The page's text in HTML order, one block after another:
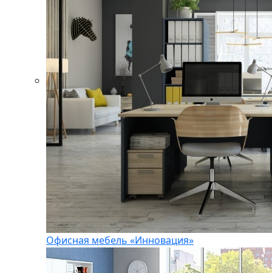
Офисная мебель «Инновация»